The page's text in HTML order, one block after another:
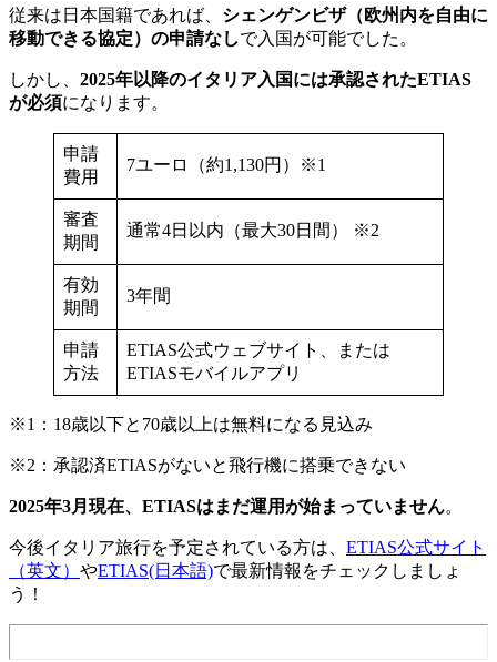
従来は日本国籍であれば、 シェンゲンビザ（欧州内を自由に
移動できる協定）の申請なしで入国が可能でした。
しかし、 2025年以降のイタリア入国には承認されたETIAS
が必須になります。
申請
費用
7ユーロ（約1,130円）※1
審査
期間
通常4日以内（最大30日間） ※2
有効
期間
3年間
申請
方法
ETIAS公式ウェブサイト、または
ETIASモバイルアプリ
※1：18歳以下と70歳以上は無料になる見込み
※2：承認済ETIASがないと飛行機に搭乗できない
2025年3月現在、ETIASはまだ運用が始まっていません。
今後イタリア旅行を予定されている方は、 ETIAS公式サイト
（英文） やETIAS(日本語)で最新情報をチェックしましょ
う！